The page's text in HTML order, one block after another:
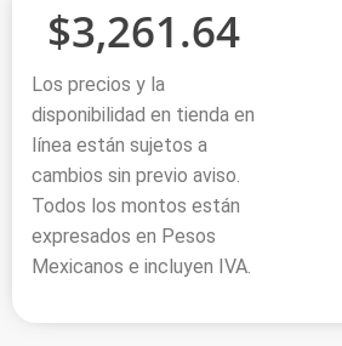
$3,261.64
Los precios y la
disponibilidad en tienda en
línea están sujetos a
cambios sin previo aviso.
Todos los montos están
expresados en Pesos
Mexicanos e incluyen IVA.